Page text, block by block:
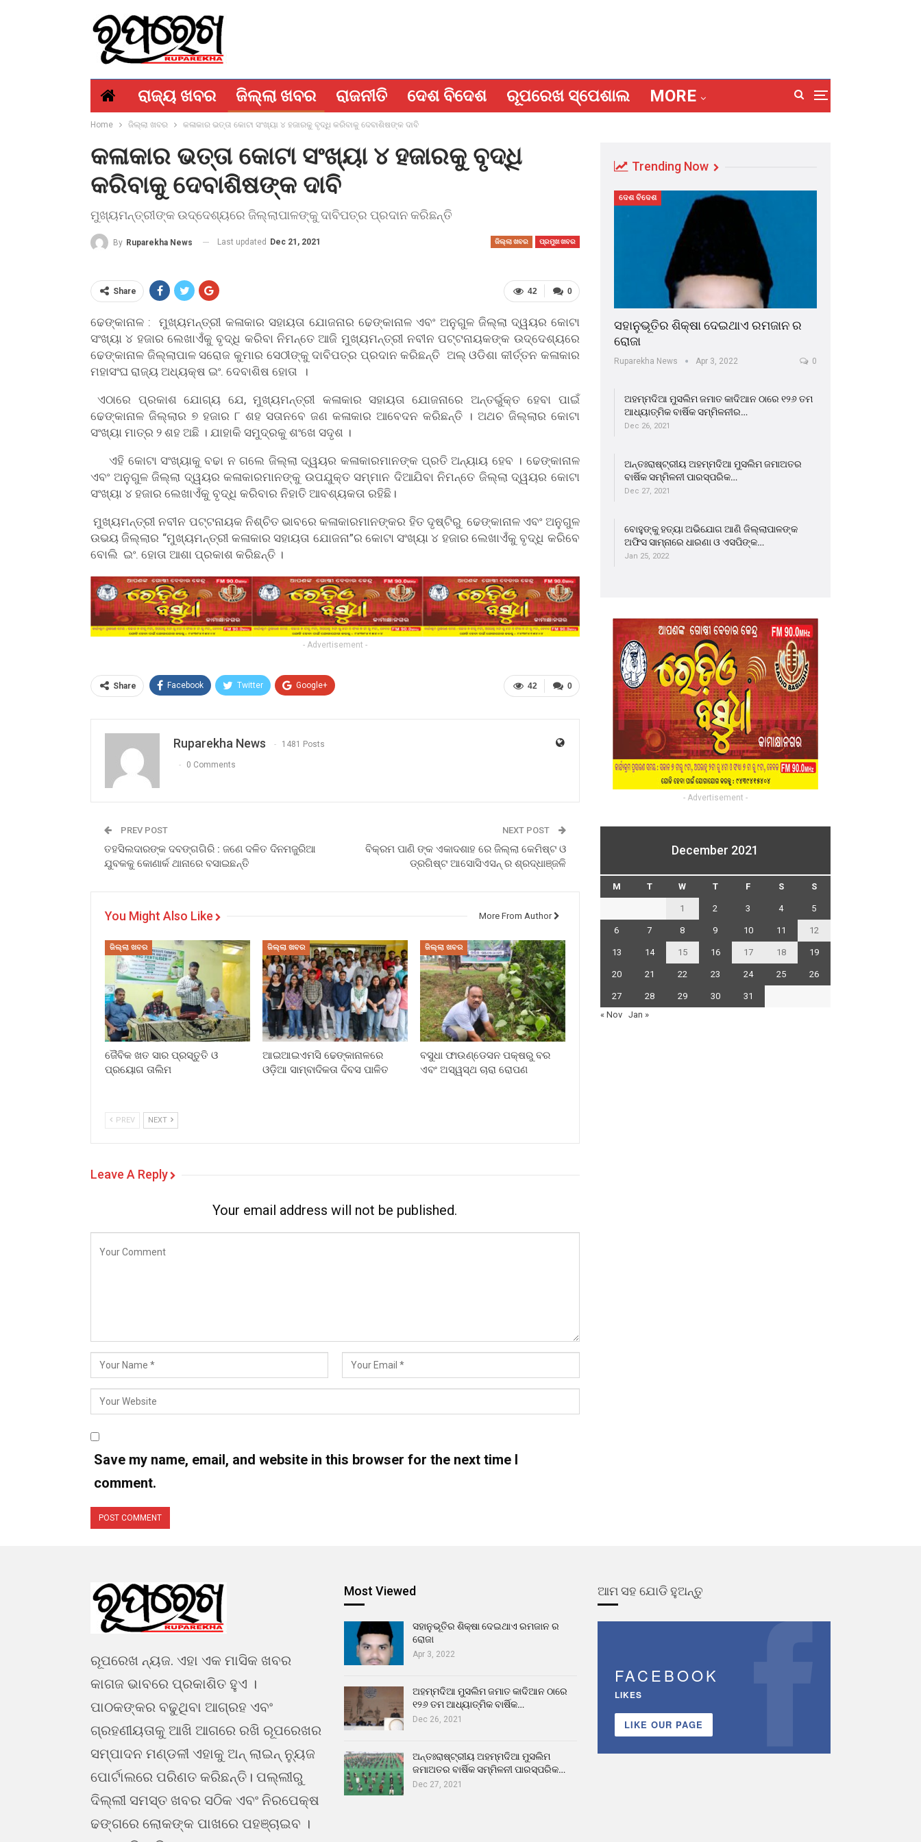
ରାଜ୍ୟ ଖବର ଜିଲ୍ଲା ଖବର ରାଜନୀତି ଦେଶ ବିଦେଶ ରୂପରେଖ ସ୍ପେଶାଲ MORE
Home ଜିଲ୍ଲା ଖବର କଳାକାର ଭତ୍ତା କୋଟା ସଂଖ୍ୟା ୪ ହଜାରକୁ ବୃଦ୍ଧି କରିବାକୁ ଦେବାଶିଷଙ୍କ ଦାବି
କଳାକାର ଭତ୍ତା କୋଟା ସଂଖ୍ୟା ୪ ହଜାରକୁ ବୃଦ୍ଧି
କରିବାକୁ ଦେବାଶିଷଙ୍କ ଦାବି
ମୁଖ୍ୟମନ୍ତ୍ରୀଙ୍କ ଉଦ୍ଦେଶ୍ୟରେ ଜିଲ୍ଲାପାଳଙ୍କୁ ଦାବିପତ୍ର ପ୍ରଦାନ କରିଛନ୍ତି
ଜିଲ୍ଲା ଖବର ପ୍ରମୁଖ ଖବର
By Ruparekha News Last updated Dec 21, 2021
0
42
Share
ଢେଙ୍କାନାଳ : ମୁଖ୍ୟମନ୍ତ୍ରୀ କଳାକାର ସହାୟତା ଯୋଜନାର ଢେଙ୍କାନାଳ ଏବଂ ଅନୁଗୁଳ ଜିଲ୍ଲା ଦ୍ୱୟର କୋଟା
ସଂଖ୍ୟା ୪ ହଜାର ଲେଖାଏଁକୁ ବୃଦ୍ଧି କରିବା ନିମନ୍ତେ ଆଜି ମୁଖ୍ୟମନ୍ତ୍ରୀ ନବୀନ ପଟ୍ଟନାୟକଙ୍କ ଉଦ୍ଦେଶ୍ୟରେ
ଢେଙ୍କାନାଳ ଜିଲ୍ଲାପାଳ ସରୋଜ କୁମାର ସେଠୀଙ୍କୁ ଦାବିପତ୍ର ପ୍ରଦାନ କରିଛନ୍ତି ଅଲ୍ ଓଡିଶା କୀର୍ତ୍ତନ କଳାକାର
ମହାସଂଘ ରାଜ୍ୟ ଅଧ୍ୟକ୍ଷ ଇଂ. ଦେବାଶିଷ ହୋତା ।
ଏଠାରେ ପ୍ରକାଶ ଯୋଗ୍ୟ ଯେ, ମୁଖ୍ୟମନ୍ତ୍ରୀ କଳାକାର ସହାୟତା ଯୋଜନାରେ ଅନ୍ତର୍ଭୁକ୍ତ ହେବା ପାଇଁ
ଢେଙ୍କାନାଳ ଜିଲ୍ଲାର ୭ ହଜାର ୮ ଶହ ସତାନବେ ଜଣ କଳାକାର ଆବେଦନ କରିଛନ୍ତି । ଅଥଚ ଜିଲ୍ଲାର କୋଟା
ସଂଖ୍ୟା ମାତ୍ର ୨ ଶହ ଅଛି । ଯାହାକି ସମୁଦ୍ରକୁ ଶଂଖେ ସଦୃଶ ।
ଏହି କୋଟା ସଂଖ୍ୟାକୁ ବଢା ନ ଗଲେ ଜିଲ୍ଲା ଦ୍ୱୟର କଳାକାରମାନଙ୍କ ପ୍ରତି ଅନ୍ୟାୟ ହେବ । ଢେଙ୍କାନାଳ
ଏବଂ ଅନୁଗୁଳ ଜିଲ୍ଲା ଦ୍ୱୟର କଳାକାରମାନଙ୍କୁ ଉପଯୁକ୍ତ ସମ୍ମାନ ଦିଆଯିବା ନିମନ୍ତେ ଜିଲ୍ଲା ଦ୍ୱୟର କୋଟା
ସଂଖ୍ୟା ୪ ହଜାର ଲେଖାଏଁକୁ ବୃଦ୍ଧି କରିବାର ନିହାତି ଆବଶ୍ୟକତା ରହିଛି।
ମୁଖ୍ୟମନ୍ତ୍ରୀ ନବୀନ ପଟ୍ଟନାୟକ ନିଶ୍ଚିତ ଭାବରେ କଳାକାରମାନଙ୍କର ହିତ ଦୃଷ୍ଟିରୁ ଢେଙ୍କାନାଳ ଏବଂ ଅନୁଗୁଳ
ଉଭୟ ଜିଲ୍ଲାର “ମୁଖ୍ୟମନ୍ତ୍ରୀ କଳାକାର ସହାୟତା ଯୋଜନା”ର କୋଟା ସଂଖ୍ୟା ୪ ହଜାର ଲେଖାଏଁକୁ ବୃଦ୍ଧି କରିବେ
ବୋଲି ଇଂ. ହୋତା ଆଶା ପ୍ରକାଶ କରିଛନ୍ତି ।
- Advertisement -
0
42
Share Facebook Twitter Google+
Ruparekha News 1481 Posts
0 Comments
PREV POST
ତହସିଲଦାରଙ୍କ ଦବଙ୍ଗଗିରି : ଜଣେ ଦଳିତ ଦିନମଜୁରିଆ
ଯୁବକକୁ କୋଣାର୍କ ଥାନାରେ ବସାଇଛନ୍ତି
NEXT POST
ବିକ୍ରମ ପାଣି ଙ୍କ ଏକାଦଶାହ ରେ ଜିଲ୍ଲା କେମିଷ୍ଟ ଓ
ଡ୍ରଗିଷ୍ଟ ଆସୋସିଏସନ୍ ର ଶ୍ରଦ୍ଧାଞ୍ଜଳି
You Might Also Like More From Author
ଜିଲ୍ଲା ଖବର
ଜୈବିକ ଖତ ସାର ପ୍ରସ୍ତୁତି ଓ
ପ୍ରୟୋଗ ତାଲିମ
ଜିଲ୍ଲା ଖବର
ଆଇଆଇଏମସି ଢେଙ୍କାନାଳରେ
ଓଡ଼ିଆ ସାମ୍ବାଦିକତା ଦିବସ ପାଳିତ
ଜିଲ୍ଲା ଖବର
ବସୁଧା ଫାଉଣ୍ଡେସନ ପକ୍ଷରୁ ବର
ଏବଂ ଅସ୍ୱସ୍ଥ ଚାରା ରୋପଣ
PREV NEXT
Leave A Reply
Your email address will not be published.
Save my name, email, and website in this browser for the next time I
comment.
Trending Now
ଦେଶ ବିଦେଶ
ସହାନୁଭୂତିର ଶିକ୍ଷା ଦେଇଥାଏ ରମଜାନ ର
ରୋଜା
Ruparekha News Apr 3, 2022 0
ଅହମ୍ମଦିଆ ମୁସଲିମ ଜମାତ କାଦିଆନ ଠାରେ ୧୨୬ ତମ
ଆଧ୍ୟାତ୍ମିକ ବାର୍ଷିକ ସମ୍ମିଳନୀର…
Dec 26, 2021
ଅନ୍ତଃରାଷ୍ଟ୍ରୀୟ ଅହମ୍ମଦିଆ ମୁସଲିମ ଜମାଅତର
ବାର୍ଷିକ ସମ୍ମିଳନୀ ପାରସ୍ପରିକ…
Dec 27, 2021
ବୋହୁଙ୍କୁ ହତ୍ୟା ଅଭିଯୋଗ ଆଣି ଜିଲ୍ଲାପାଳଙ୍କ
ଅଫିସ ସାମ୍ନାରେ ଧାରଣା ଓ ଏସପିଙ୍କ…
Jan 25, 2022
- Advertisement -
December 2021
M T W T F S S
1 2 3 4 5
6 7 8 9 10 11 12
13 14 15 16 17 18 19
20 21 22 23 24 25 26
27 28 29 30
31
« Nov
Jan »
ରୂପରେଖ ନ୍ୟଜ. ଏହା ଏକ ମାସିକ ଖବର
କାଗଜ ଭାବରେ ପ୍ରକାଶିତ ହୁଏ ।
ପାଠକଙ୍କର ବଢୁଥିବା ଆଗ୍ରହ ଏବଂ
ଗ୍ରହଣୀୟତାକୁ ଆଖି ଆଗରେ ରଖି ରୂପରେଖର
ସମ୍ପାଦନ ମଣ୍ଡଳୀ ଏହାକୁ ଅନ୍ ଲାଇନ୍ ନ୍ୟୁଜ
ପୋର୍ଟାଲରେ ପରିଣତ କରିଛନ୍ତି। ପଲ୍ଲୀରୁ
ଦିଲ୍ଲୀ ସମସ୍ତ ଖବର ସଠିକ ଏବଂ ନିରପେକ୍ଷ
ଢଙ୍ଗରେ ଲୋକଙ୍କ ପାଖରେ ପହଞ୍ଚାଇବ ।
Most Viewed
ସହାନୁଭୂତିର ଶିକ୍ଷା ଦେଇଥାଏ ରମଜାନ ର
ରୋଜା
Apr 3, 2022
ଅହମ୍ମଦିଆ ମୁସଲିମ ଜମାତ କାଦିଆନ ଠାରେ
୧୨୬ ତମ ଆଧ୍ୟାତ୍ମିକ ବାର୍ଷିକ…
Dec 26, 2021
ଅନ୍ତଃରାଷ୍ଟ୍ରୀୟ ଅହମ୍ମଦିଆ ମୁସଲିମ
ଜମାଅତର ବାର୍ଷିକ ସମ୍ମିଳନୀ ପାରସ୍ପରିକ…
Dec 27, 2021
ଆମ ସହ ଯୋଡି ହୁଅନ୍ତୁ
FACEBOOK
LIKES
LIKE OUR PAGE